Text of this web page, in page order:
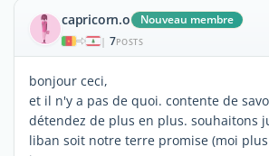
capricorn.o Nouveau membre
| 7POSTS
bonjour ceci,
et il n'y a pas de quoi. contente de
détendez de plus en plus. souhaitons
liban soit notre terre promise (moi